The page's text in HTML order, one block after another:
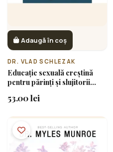
Adaugă în coș
DR. VLAD SCHLEZAK
Educație sexuală creștină
pentru părinți și slujitorii
53.00 lei